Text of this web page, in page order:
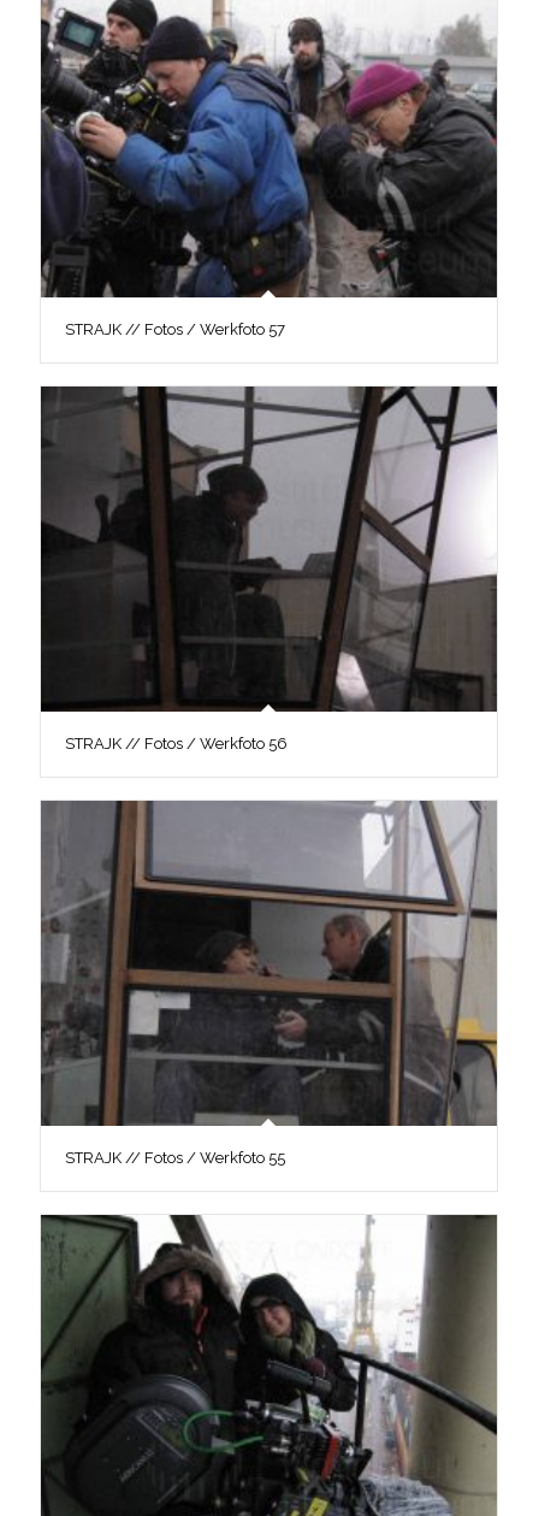
STRAJK // Fotos / Werkfoto 57
STRAJK // Fotos / Werkfoto 56
STRAJK // Fotos / Werkfoto 55